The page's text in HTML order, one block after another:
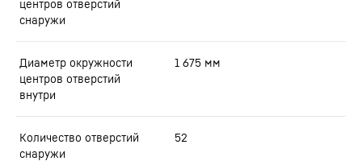
центров отверстий
снаружи
Диаметр окружности
центров отверстий
внутри
1 675 мм
Количество отверстий
снаружи
52